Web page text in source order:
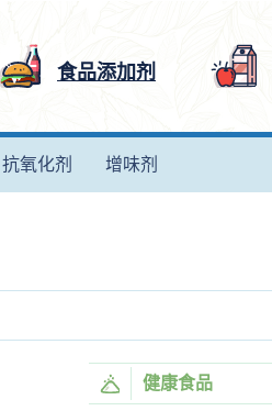
食品添加剂
抗氧化剂 增味剂
健康食品